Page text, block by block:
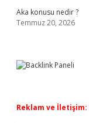
Aka konusu nedir ?
Temmuz 20, 2026
Reklam ve İletişim: